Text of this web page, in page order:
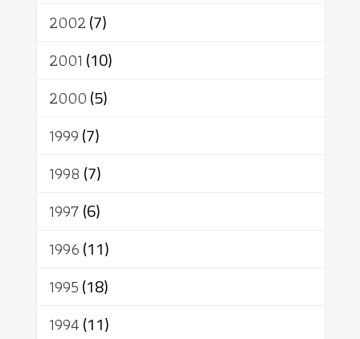
2002(7)
2001 (10)
2000(5)
1999(7)
1998 (7)
1997(6)
1996(11)
1995(18)
1994(11)